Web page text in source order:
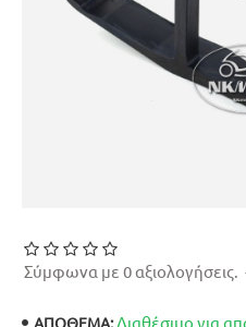
ΑΠΟΘΕΜΑ:Διαθέσιμο για
Σύμφωνα με 0 αξιολογήσεις.